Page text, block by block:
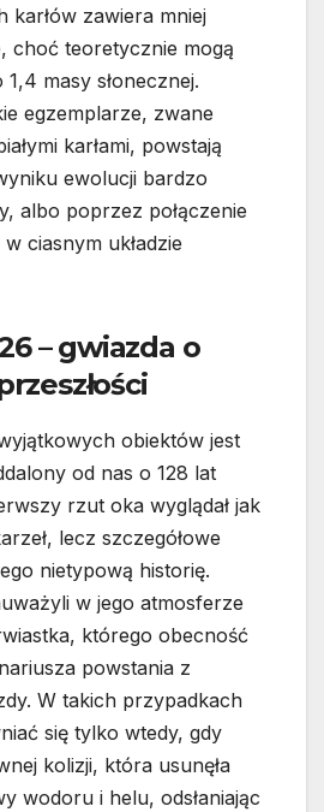
karłów zawiera mniej
choć teoretycznie mogą
masy słonecznej.
egzemplarze, zwane
karłami, powstają
ewolucji bardzo
albo poprzez połączenie
ciasnym układzie
– gwiazda o
obiektów jest
od nas o 128 lat
rzut oka wyglądał jak
lecz szczegółowe
nietypową historię.
w jego atmosferze
którego obecność
powstania z
W takich przypadkach
się tylko wtedy, gdy
kolizji, która usunęła
wodoru i helu, odsłaniając